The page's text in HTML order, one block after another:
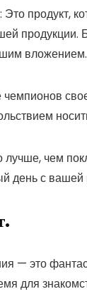
Это продукт,
вложением.
чемпионов
лучше, чем
день с вашей
— это
для